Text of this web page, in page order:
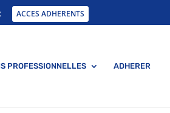
ACCES ADHERENTS
PROFESSIONNELLES ADHERER